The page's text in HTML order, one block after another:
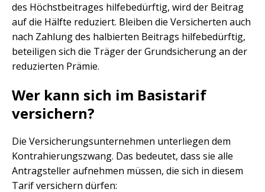
des Höchstbeitrages hilfebedürftig, wird der Beitrag
auf die Hälfte reduziert. Bleiben die Versicherten auch
nach Zahlung des halbierten Beitrags hilfebedürftig,
beteiligen sich die Träger der Grundsicherung an der
reduzierten Prämie.
Wer kann sich im Basistarif
versichern?
Die Versicherungsunternehmen unterliegen dem
Kontrahierungszwang. Das bedeutet, dass sie alle
Antragsteller aufnehmen müssen, die sich in diesem
Tarif versichern dürfen: